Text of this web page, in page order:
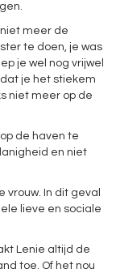
meer de
te doen, je was
je wel nog vrijwel
je het stiekem
niet meer op de
de haven te
en niet
In dit geval
lieve en sociale
Lenie altijd de
toe. Of het nou